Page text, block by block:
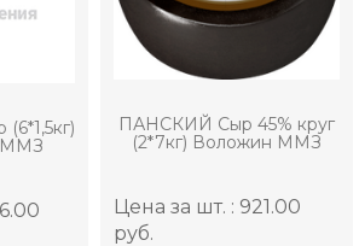
ММЗ
ПАНСКИЙ Сыр 45% круг
(2*7кг) Воложин ММЗ
Цена за шт. : 921.00
руб.